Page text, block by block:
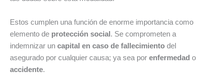
Estos cumplen una función de enorme importancia como
elemento de protección social. Se comprometen a
indemnizar un capital en caso de fallecimiento del
asegurado por cualquier causa; ya sea por enfermedad o
accidente.